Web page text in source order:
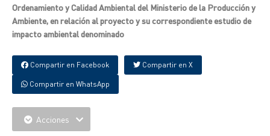
Ordenamiento y Calidad Ambiental del Ministerio de la Producción y
Ambiente, en relación al proyecto y su correspondiente estudio de
impacto ambiental denominado
Compartir en Facebook Compartir en X
Compartir en WhatsApp
Acciones